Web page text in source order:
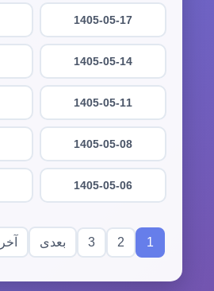
1405-05-17
1405-05-14
1405-05-11
1405-05-08
1405-05-06
1
2
3 بعدی آخر